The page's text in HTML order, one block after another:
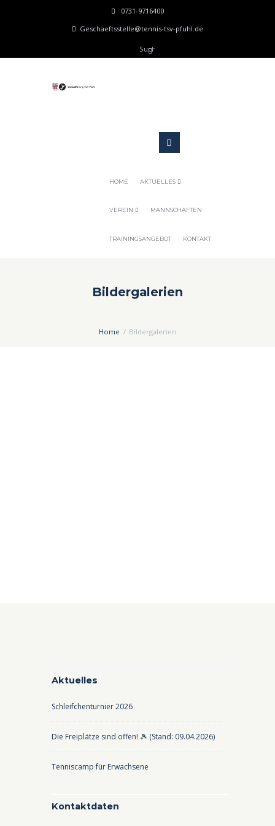
0731-9716400
Geschaeftsstelle@tennis-tsv-pfuhl.de
HOME AKTUELLES
VEREIN MANNSCHAFTEN
TRAININGSANGEBOT KONTAKT
Bildergalerien
Home Bildergalerien
Aktuelles
Schleifchenturnier 2026
Die Freiplätze sind offen! 🎾 (Stand: 09.04.2026)
Tenniscamp für Erwachsene
Kontaktdaten